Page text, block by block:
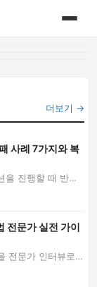
사례 7가지와 복
을 진행할 때 반복
금 장애, ...
전문가 실전 가이
전문가 인터뷰로
설계, ...
더보기 →